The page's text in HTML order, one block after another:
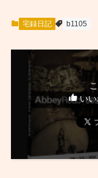
宅録日記 b1105
いい